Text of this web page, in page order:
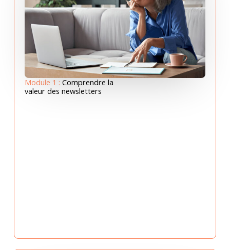
Module 1 : Comprendre la
valeur des newsletters